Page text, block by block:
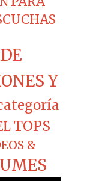
Y
TOPS
&